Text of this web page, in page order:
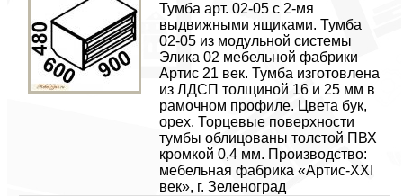
Тумба арт. 02-05 с 2-мя
выдвижными ящиками. Тумба
02-05 из модульной системы
Элика 02 мебельной фабрики
Артис 21 век. Тумба изготовлена
из ЛДСП толщиной 16 и 25 мм в
рамочном профиле. Цвета бук,
орех. Торцевые поверхности
тумбы облицованы толстой ПВХ
кромкой 0,4 мм. Производство:
мебельная фабрика «Артис-XXI
век», г. Зеленоград